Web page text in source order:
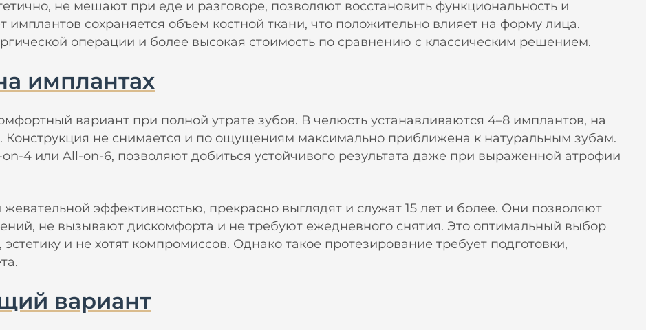
не мешают при еде и разговоре, позволяют восстановить функциональность и
имплантов сохраняется объем костной ткани, что положительно влияет на форму лица.
операции и более высокая стоимость по сравнению с классическим решением.
имплантах
вариант при полной утрате зубов. В челюсть устанавливаются 4–8 имплантов, на
Конструкция не снимается и по ощущениям максимально приближена к натуральным зубам.
4 или All-on-6, позволяют добиться устойчивого результата даже при выраженной атрофии
эффективностью, прекрасно выглядят и служат 15 лет и более. Они позволяют
не вызывают дискомфорта и не требуют ежедневного снятия. Это оптимальный выбор
и не хотят компромиссов. Однако такое протезирование требует подготовки,
вариант